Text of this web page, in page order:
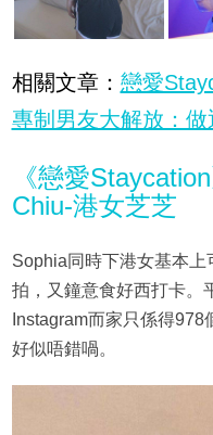
相關文章： 戀愛
專制男友大解放：
《戀愛
Chiu-港女芝芝
Sophia同時下港女基本上
拍，又鐘意食好西打卡。
Instagram而家只係得
好似唔錯喎。